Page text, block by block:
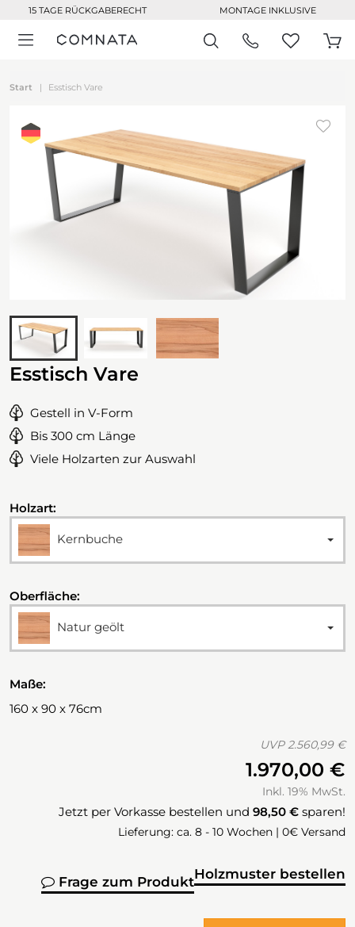
15 TAGE RÜCKGABERECHT MONTAGE INKLUSIVE
Start Esstisch Vare
Esstisch Vare
Gestell in V-Form
Bis 300 cm Länge
Viele Holzarten zur Auswahl
Holzart:
Kernbuche
Oberfläche:
Natur geölt
Maße:
160 x 90 x 76cm
UVP2.560,99 €
1.970,00 €
Inkl. 19% MwSt.
Jetzt per Vorkasse bestellen und 98,50 € sparen!
Lieferung: ca. 8 - 10 Wochen | 0€ Versand
Holzmuster bestellen
Frage zum Produkt